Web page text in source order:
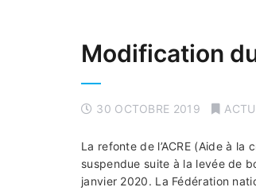
Modification
30 OCTOBRE 2019
La refonte de l’ACRE (Aide à
suspendue suite à la levée de
janvier 2020. La Fédération